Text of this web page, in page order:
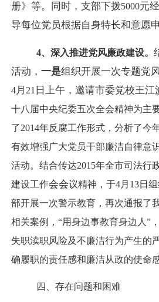
册》等。同时，支部下拨5000元
导每位党员根据自身特长和意愿
4、深入推进党风廉政建设。
活动， 一是组织开展一次专题党
4月 21 日上午，邀请市委党校王
十八届中央纪委五次全会精神为主
了2014年反腐工作形式，分析了今
有效增强广大党员干部廉洁自律意识
活动。结合传达2015年全市司法行
建设工作会会议精神，于4月 13日
部开展一次警示教育，再次通报了
相关案例，“用身边事教育身边人”
失职渎职风险及不廉洁行为产生的
确履职的责任感和廉洁从政的使命感
四、存在问题和困难